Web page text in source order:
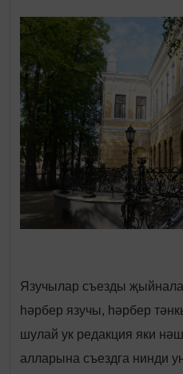
Язучылар съезды
һәрбер язучы, һәрбер
шулай ук редакция яки
алларына съездга нинди